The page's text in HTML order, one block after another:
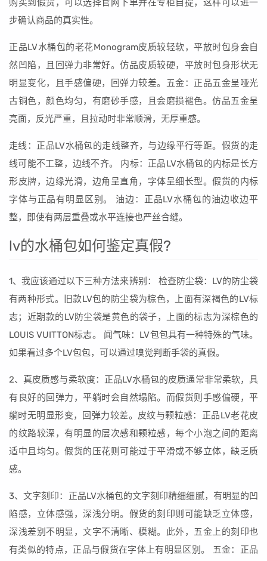
购买到假货，可以选择官网下单并在专柜自提，这样可以进一
步确认商品的真实性。
正品LV水桶包的老花Monogram皮质较轻软，平放时包身会自
然凹陷，且回弹力非常好。仿品皮质较硬，平放时包身形状无
明显变化，且手感偏硬，回弹力较差。五金：正品五金呈哑光
古铜色，颜色均匀，有磨砂手感，且会磨损褪色。仿品五金呈
亮面，反光严重，且拉动时非常顺滑，无厚重感。
走线：正品LV水桶包的走线整齐，与边缘平行等距。假货的走
线可能不工整，边线不齐。 内标：正品LV水桶包的内标是长方
形皮牌，边缘光滑，边角呈直角，字体呈细长型。假货的内标
字体与正品有明显区别。 油边：正品LV水桶包的油边收边平
整，即使有两层重叠或水平连接也严丝合缝。
lv的水桶包如何鉴定真假?
1、我应该通过以下三种方法来辨别： 检查防尘袋：LV的防尘袋
有两种形式。旧款LV包的防尘袋为棕色，上面有深褐色的LV标
志；近期款的LV防尘袋是黄色的袋子，上面的标志为深棕色的
LOUIS VUITTON标志。 闻气味：LV包包具有一种特殊的气味。
如果看过多个LV包包，可以通过嗅觉判断手袋的真假。
2、真皮质感与柔软度：正品LV水桶包的皮质通常非常柔软，具
有良好的回弹力，平躺时会自然塌陷。而假货则手感偏硬，平
躺时无明显形变，回弹力较差。皮纹与颗粒感：正品LV老花皮
的纹路较深，有明显的层次感和颗粒感，每个小泡之间的距离
适中且均匀。假货的压花则可能过于平滑或不够立体，缺乏质
感。
3、文字刻印：正品LV水桶包的文字刻印精细细腻，有明显的凹
陷感，立体感强，深浅分明。假货的刻印则可能缺乏立体感，
深浅差别不明显，文字不清晰、模糊。此外，五金上的刻印也
有类似的特点，正品与假货在字体上有明显区别。 五金：正品